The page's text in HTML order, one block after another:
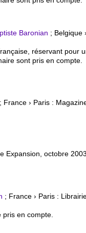
Baronian ; Belgique
réservant pour
sont pris en compte.
› Paris :
Expansion, octobre
; France › Paris :
en compte.